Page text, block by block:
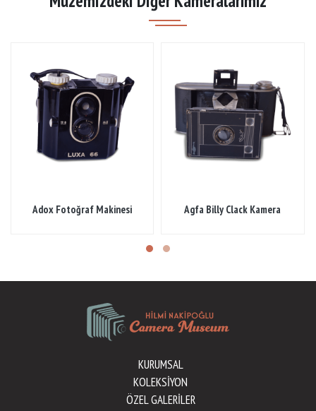
Adox Fotoğraf Makinesi Agfa Billy Clack Kamera
KURUMSAL
KOLEKSİYON
ÖZEL GALERİLER